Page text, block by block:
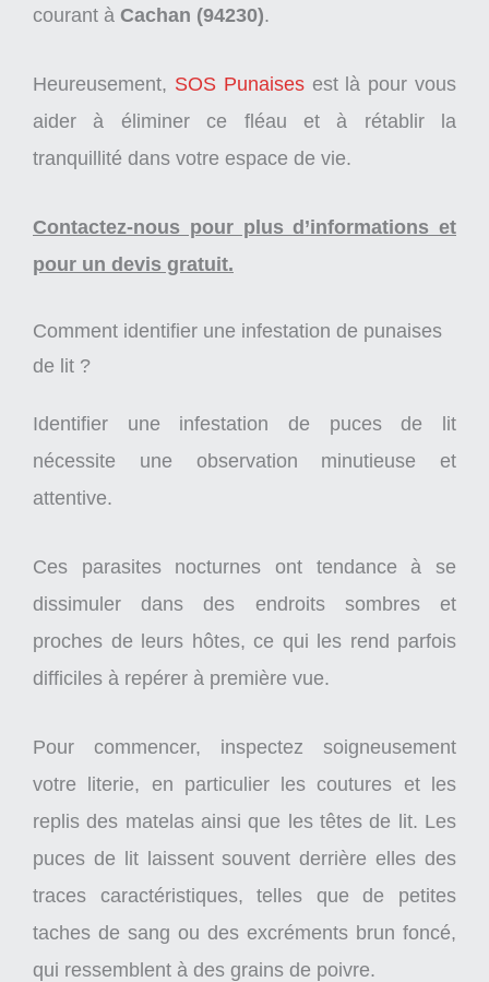
courant à Cachan (94230).
Heureusement, SOS Punaisesest là pour vous
aider à éliminer ce fléau et à rétablir la
tranquillité dans votre espace de vie.
Contactez-nous pour plus d’informations et
pour un devis gratuit.
Comment identifier une infestation de punaises
de lit ?
Identifier une infestation de puces de lit
nécessite une observation minutieuse et
attentive.
Ces parasites nocturnes ont tendance à se
dissimuler dans des endroits sombres et
proches de leurs hôtes, ce qui les rend parfois
difficiles à repérer à première vue.
Pour commencer, inspectez soigneusement
votre literie, en particulier les coutures et les
replis des matelas ainsi que les têtes de lit. Les
puces de lit laissent souvent derrière elles des
traces caractéristiques, telles que de petites
taches de sang ou des excréments brun foncé,
qui ressemblent à des grains de poivre.